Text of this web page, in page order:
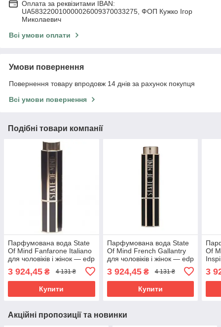
Оплата за реквізитами IBAN:
UA583220010000026009370033275, ФОП Кужко Ігор
Миколаевич
Всі умови оплати
Умови повернення
Повернення товару впродовж 14 днів за рахунок покупця
Всі умови повернення
Подібні товари компанії
Парфумована вода State
Of Mind Fanfarone Italiano
для чоловіків і жінок — edp
3 924,45 ₴ 4 131 ₴
Купити
Парфумована вода State
Of Mind French Gallantry
для чоловіків і жінок — edp
3 924,45₴ 4 131 ₴
Купити
Of
3
Акційні пропозиції та новинки